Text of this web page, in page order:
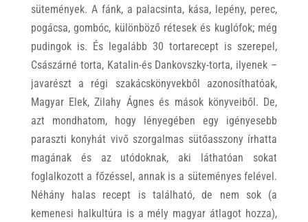
sütemények. A fánk, a palacsinta, kása, lepény, perec,
pogácsa, gombóc, különböző rétesek és kuglófok; még
pudingok is. És legalább 30 tortarecept is szerepel,
Császárné torta, Katalin-és Dankovszky-torta, ilyenek –
javarészt a régi szakácskönyvekből azonosíthatóak,
Magyar Elek, Zilahy Ágnes és mások könyveiből. De,
azt mondhatom, hogy lényegében egy igényesebb
paraszti konyhát vivő szorgalmas sütőasszony írhatta
magának és az utódoknak, aki láthatóan sokat
foglalkozott a főzéssel, annak is a süteményes felével.
Néhány halas recept is található, de nem sok (a
kemenesi halkultúra is a mély magyar átlagot hozza),